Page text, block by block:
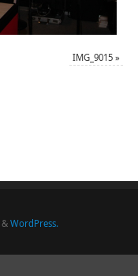
IMG_9015 »
& WordPress.